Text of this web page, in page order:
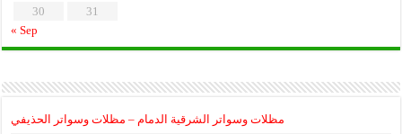
30
31
« Sep
مظلات وسواتر الشرقية الدمام – مظلات وسواتر الحذيفي